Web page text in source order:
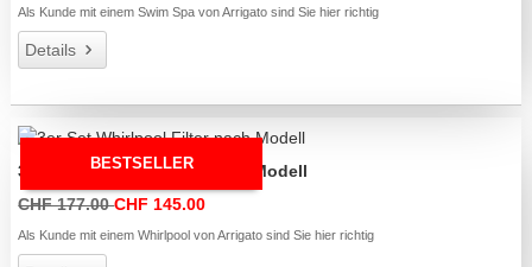
Als Kunde mit einem Swim Spa von Arrigato sind Sie hier richtig
Details
BESTSELLER
3er Set Whirlpool Filter nach Modell
CHF 177.00CHF 145.00
Als Kunde mit einem Whirlpool von Arrigato sind Sie hier richtig